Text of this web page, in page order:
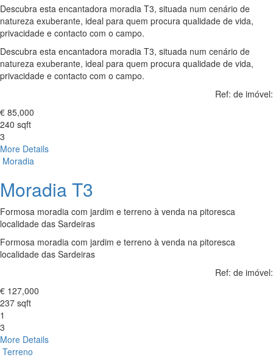
Descubra esta encantadora moradia T3, situada num cenário de
natureza exuberante, ideal para quem procura qualidade de vida,
privacidade e contacto com o campo.
Descubra esta encantadora moradia T3, situada num cenário de
natureza exuberante, ideal para quem procura qualidade de vida,
privacidade e contacto com o campo.
Ref: de imóvel:
€ 85,000
240 sqft
3
More Details
Moradia
Moradia T3
Formosa moradia com jardim e terreno à venda na pitoresca
localidade das Sardeiras
Formosa moradia com jardim e terreno à venda na pitoresca
localidade das Sardeiras
Ref: de imóvel:
€ 127,000
237 sqft
1
3
More Details
Terreno